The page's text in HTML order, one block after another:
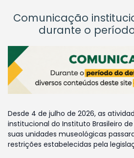
Comunicação
durante o
Desde 4 de julho de 2026, as
institucional do Instituto Brasileiro
suas unidades museológicas
restrições estabelecidas pela